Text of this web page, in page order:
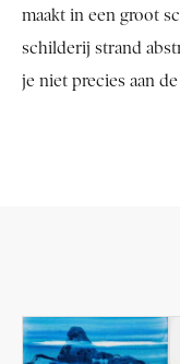
maakt in een groot
schilderij strand
je niet precies aan